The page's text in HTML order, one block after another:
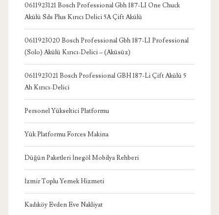
0611923121 Bosch Professional Gbh 187-LI One Chuck
Akülü Sds Plus Kırıcı Delici 5A Çift Akülü
0611923020 Bosch Professional Gbh 187-LI Professional
(Solo) Akülü Kırıcı-Delici – (Aküsüz)
0611923021 Bosch Professional GBH 187-Li Çift Akülü 5
Ah Kırıcı-Delici
Personel Yükseltici Platformu
Yük Platformu Forces Makina
Düğün Paketleri İnegöl Mobilya Rehberi
İzmir Toplu Yemek Hizmeti
Kadıköy Evden Eve Nakliyat